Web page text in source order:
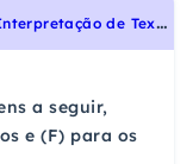
U
CB 2012 - Português - Interpretação de Textos
a seguir,
e (F) para os